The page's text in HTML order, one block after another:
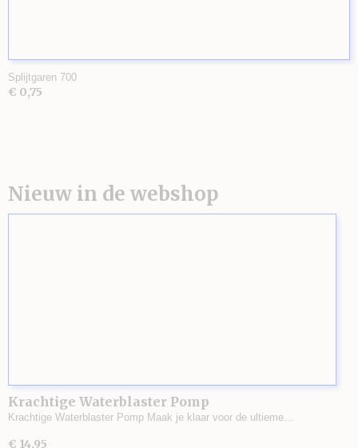
Splijtgaren 700
€ 0,75
Nieuw in de webshop
Krachtige Waterblaster Pomp
Krachtige Waterblaster Pomp Maak je klaar voor de ultieme…
€ 14,95